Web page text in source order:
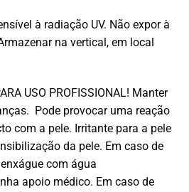
à radiação UV. Não expor à
na vertical, em local
USO PROFISSIONAL! Manter
Pode provocar uma reação
com a pele. Irritante para a pele
da pele. Em caso de
com água
apoio médico. Em caso de